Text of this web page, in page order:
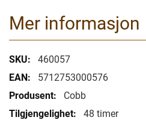
Mer informasjon
Mer
informasjon
460057
5712753000576
Cobb
48 timer